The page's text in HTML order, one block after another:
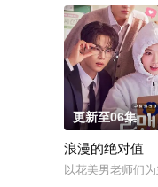
更新至06集
浪漫的绝对值
以花美男老师们